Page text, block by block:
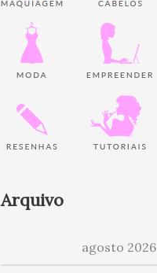
Arquivo
agosto 2026